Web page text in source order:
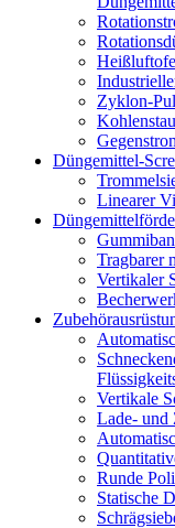
Zyklon-
Düngemittel-
Linearer
Tragbarer
Vertikaler
Vertikale
Lade- und
Runde
Statische